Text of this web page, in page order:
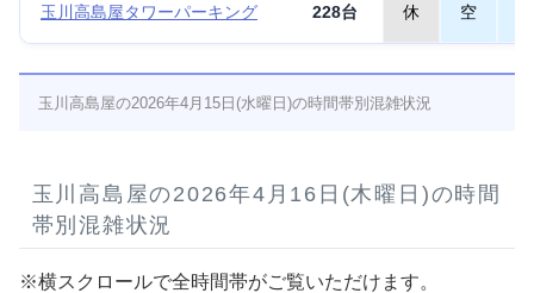
玉川高島屋タワーパーキング 228台 休 空
玉川高島屋の2026年4月15日(水曜日)の時間帯別混雑状況
玉川高島屋の2026年4月16日(木曜日)の時間
帯別混雑状況
※横スクロールで全時間帯がご覧いただけます。